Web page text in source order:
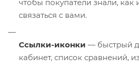
чтобы покупатели знали,
связаться с вами.
Ссылки-иконки — быстрый
кабинет, список сравнений,